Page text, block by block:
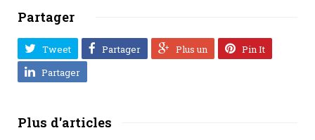
Partager
Tweet Partager Plus un
Pin It
Partager
Plus d'articles